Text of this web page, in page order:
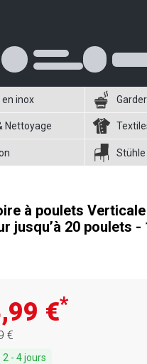
en inox
Nettoyage
Stühle
à poulets
jusqu’à 20 poulets -
€*
€
2 - 4jours